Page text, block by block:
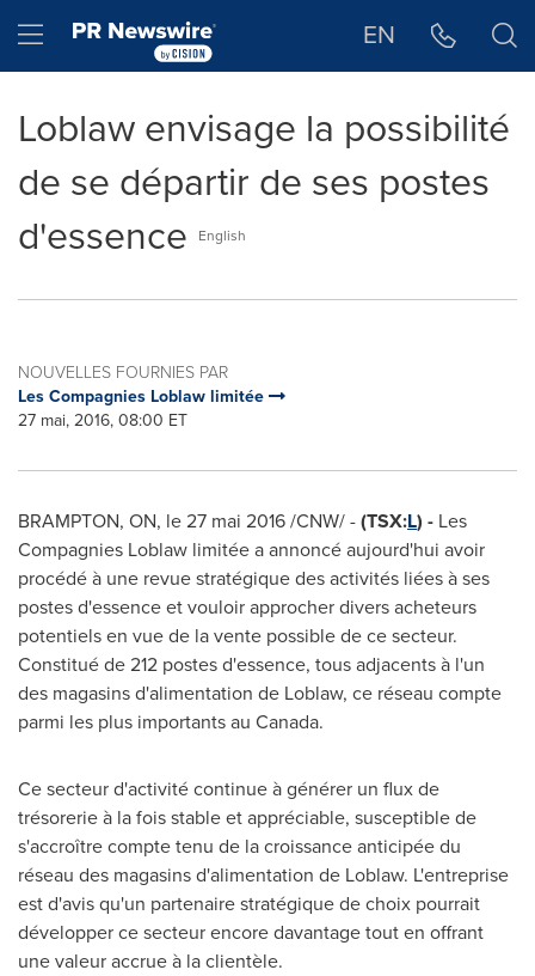
Hamburger menu EN
Loblaw envisage la possibilité
de se départir de ses postes
d'essence
English
NOUVELLES FOURNIES PAR
Les Compagnies Loblaw limitée
27 mai, 2016, 08:00 ET
BRAMPTON, ON, le 27 mai 2016 /CNW/ -(TSX:L) - Les
Compagnies Loblaw limitée a annoncé aujourd'hui avoir
procédé à une revue stratégique des activités liées à ses
postes d'essence et vouloir approcher divers acheteurs
potentiels en vue de la vente possible de ce secteur.
Constitué de 212 postes d'essence, tous adjacents à l'un
des magasins d'alimentation de Loblaw, ce réseau compte
parmi les plus importants au Canada.
Ce secteur d'activité continue à générer un flux de
trésorerie à la fois stable et appréciable, susceptible de
s'accroître compte tenu de la croissance anticipée du
réseau des magasins d'alimentation de Loblaw. L'entreprise
est d'avis qu'un partenaire stratégique de choix pourrait
développer ce secteur encore davantage tout en offrant
une valeur accrue à la clientèle.